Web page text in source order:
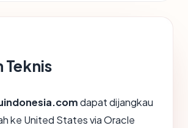
Teknis
dapat dijangkau
ke United States via Oracle